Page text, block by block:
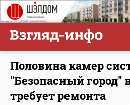
Половина камер
"Безопасный город"
требует ремонта